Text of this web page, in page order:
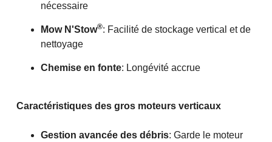
nécessaire
Mow N'Stow®: Facilité de stockage vertical et de
nettoyage
Chemise en fonte: Longévité accrue
Caractéristiques des gros moteurs verticaux
Gestion avancée des débris: Garde le moteur